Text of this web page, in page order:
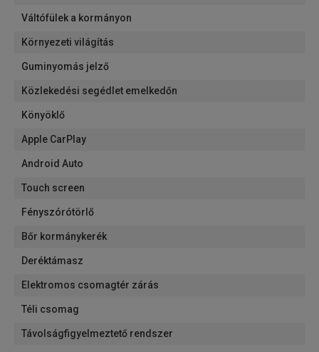
Váltófülek a kormányon
Környezeti világítás
Guminyomás jelző
Közlekedési segédlet emelkedőn
Könyöklő
Apple CarPlay
Android Auto
Touch screen
Fényszórótörlő
Bőr kormánykerék
Deréktámasz
Elektromos csomagtér zárás
Téli csomag
Távolságfigyelmeztető rendszer